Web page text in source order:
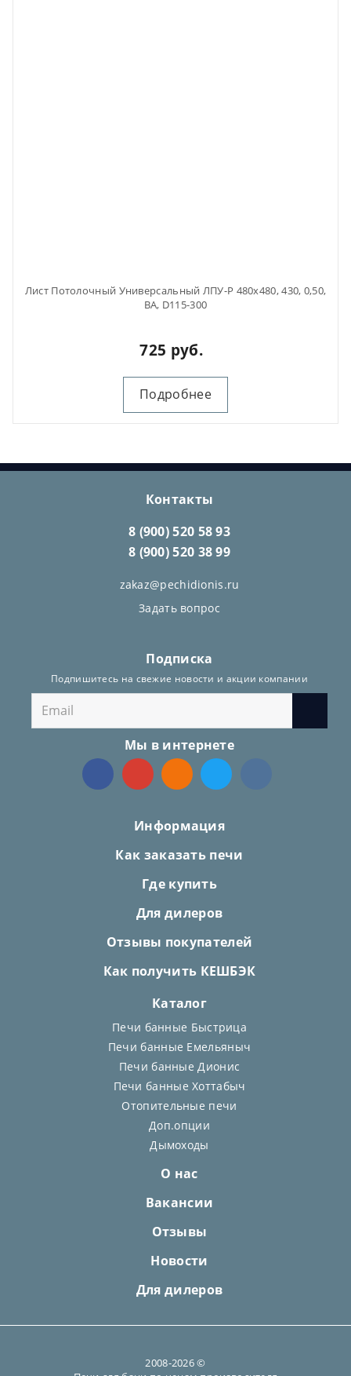
Лист Потолочный Универсальный ЛПУ-Р 480х480, 430, 0,50,
ВА, D115-300
725 руб.
Подробнее
Контакты
8 (900) 520 58 93
8 (900) 520 38 99
zakaz@pechidionis.ru
Задать вопрос
Подписка
Подпишитесь на свежие новости и акции компании
Мы в интернете
Информация
Как заказать печи
Где купить
Для дилеров
Отзывы покупателей
Как получить КЕШБЭК
Каталог
Печи банные Быстрица
Печи банные Емельяныч
Печи банные Дионис
Печи банные Хоттабыч
Отопительные печи
Доп.опции
Дымоходы
О нас
Вакансии
Отзывы
Новости
Для дилеров
2008-2026 ©